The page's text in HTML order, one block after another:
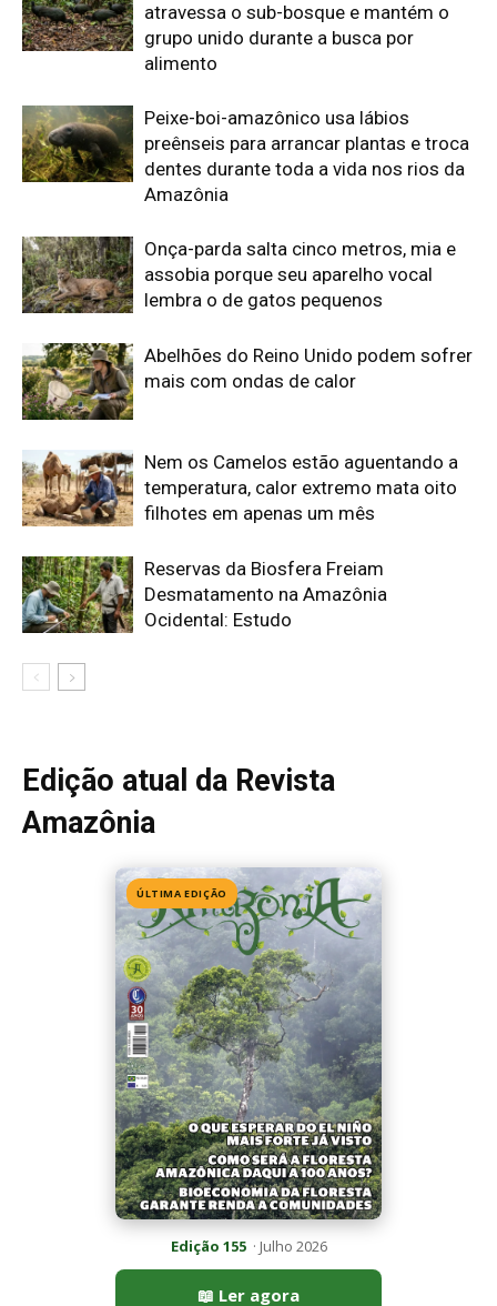
mais com ondas de calor
temperatura, calor extremo mata oito
filhotes em apenas um mês
Reservas da Biosfera Freiam
Ocidental: Estudo
Edição atual da Revista
Amazônia
Edição 155· Julho 2026
📖 Ler agora
Mais lidas da semana